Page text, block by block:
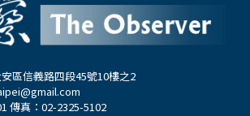
區信義路四段45號10樓之2
傳真：02-2325-5102